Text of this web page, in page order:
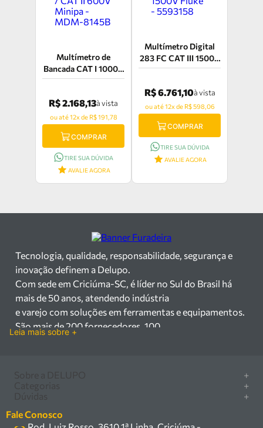
Multímetro de
Bancada CAT I 1000V
/ CAT II 600V Minipa
R$ 2.168,13à vista
ou até 12x de R$ 191,78
COMPRAR
TIRE SUA DÚVIDA
AVALIE AGORA
Multímetro Digital
283 FC CAT III 1500V
Fluke - 5593158
R$ 6.761,10à vista
ou até 12x de R$ 598,06
COMPRAR
TIRE SUA DÚVIDA
AVALIE AGORA
Tecnologia, qualidade, responsabilidade, segurança e
inovação definem a Delupo.
Com sede em Criciúma-SC, é líder no Sul do Brasil há
mais de 50 anos, atendendo indústria
e varejo com soluções em ferramentas e equipamentos.
São mais de 200 fornecedores, 100
equipamentos industriais no Sul do Brasil. Com sede em
Criciúma – SC, atendemos os
setores industrial e varejista com um amplo portfólio de
Leia mais sobre +
+
Marcas
+
Serra circular
+
Como comprar
Central de ajuda
Fale Conosco